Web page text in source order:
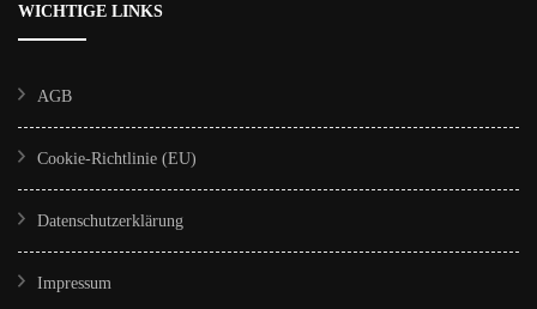
WICHTIGE LINKS
AGB
Cookie-Richtlinie (EU)
Datenschutzerklärung
Impressum